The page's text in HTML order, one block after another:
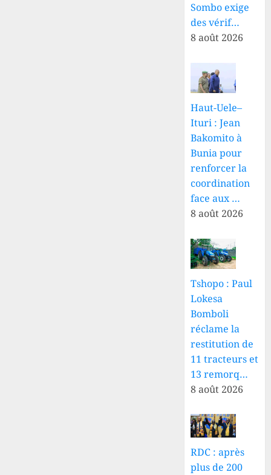
Sombo exige
des vérif…
8 août 2026
Haut-Uele–
Ituri : Jean
Bakomito à
Bunia pour
renforcer la
coordination
face aux …
8 août 2026
Tshopo : Paul
Lokesa
Bomboli
réclame la
restitution de
11 tracteurs et
13 remorq…
8 août 2026
RDC : après
plus de 200